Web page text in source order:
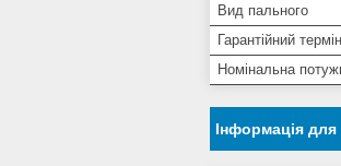
Вид пального
Гарантійний термін
Номінальна
Інформація